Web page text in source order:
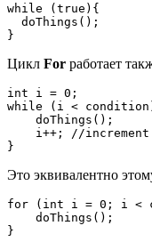
while (true){
  doThings();
}
Цикл For работает
int i = 0;
while (i <
    doThings();
i++; //
}
Это эквивалентно
for (int i = 0; i <
    doThings();
}